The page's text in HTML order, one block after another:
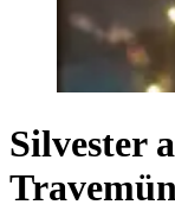
Silvester